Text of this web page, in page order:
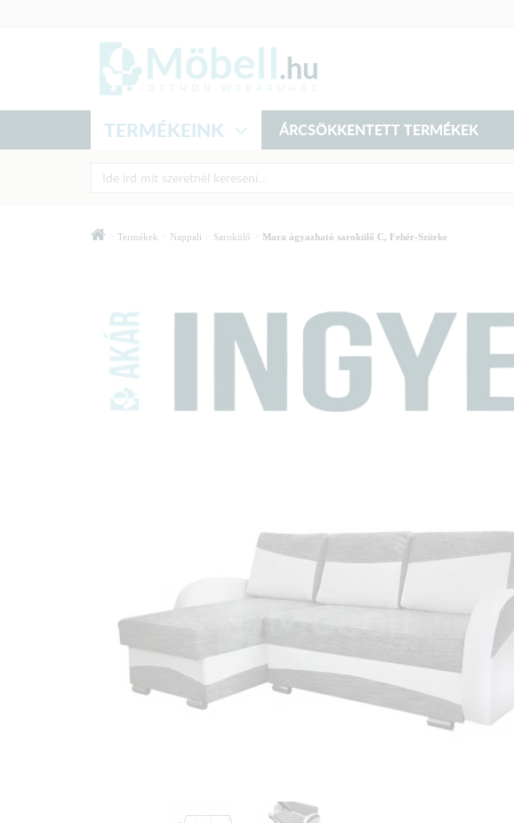
TERMÉKEINK ÁRCSÖKKENTETT TERMÉKEK
Termékek Nappali Sarokülő Mara ágyazható sarokülő C, Fehér-Szürke